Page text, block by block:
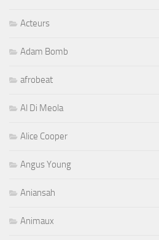
Acteurs
Adam Bomb
afrobeat
Al Di Meola
Alice Cooper
Angus Young
Aniansah
Animaux